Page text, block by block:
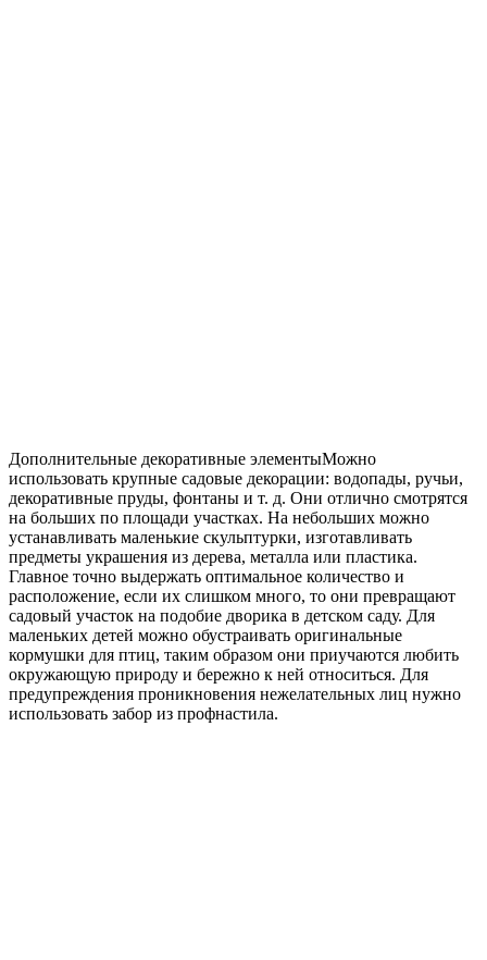
Дополнительные декоративные элементыМожно
использовать крупные садовые декорации: водопады, ручьи,
декоративные пруды, фонтаны и т. д. Они отлично смотрятся
на больших по площади участках. На небольших можно
устанавливать маленькие скульптурки, изготавливать
предметы украшения из дерева, металла или пластика.
Главное точно выдержать оптимальное количество и
расположение, если их слишком много, то они превращают
садовый участок на подобие дворика в детском саду. Для
маленьких детей можно обустраивать оригинальные
кормушки для птиц, таким образом они приучаются любить
окружающую природу и бережно к ней относиться. Для
предупреждения проникновения нежелательных лиц нужно
использовать забор из профнастила.